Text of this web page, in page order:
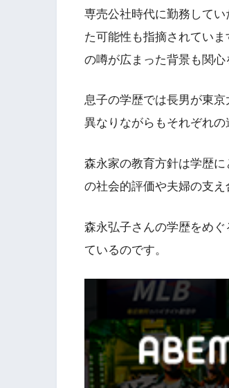
専売公社時代に勤務して
た可能性も指摘されてい
の噂が広まった背景も関心
息子の学歴では長男が東
異なりながらもそれぞれの
森永家の教育方針は学歴
の社会的評価や夫婦の支え
森永弘子さんの学歴をめ
ているのです。